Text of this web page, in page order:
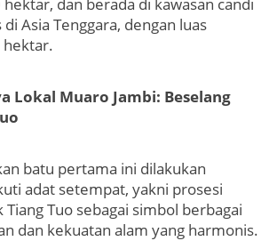
Asia Tenggara, dengan luas
hektar.
Lokal Muaro Jambi: Beselang
batu pertama ini dilakukan
adat setempat, yakni prosesi
Tiang Tuo sebagai simbol berbagai
dan kekuatan alam yang harmonis.